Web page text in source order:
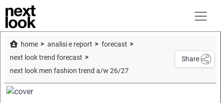
home analisi e report
forecast
next look trend forecast
next look men fashion trend a/w 26/27
Share